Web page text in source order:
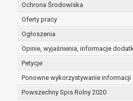
Ochrona Środowiska
Oferty pracy
Ogłoszenia
Opinie, wyjaśnienia, informacje
Petycje
Ponowne wykorzystywanie
Powszechny Spis Rolny 2020
stronie
gdy łącznie
osobą, której
przetwarzanie
prawo sprzeciwu
wobec przetwarzania